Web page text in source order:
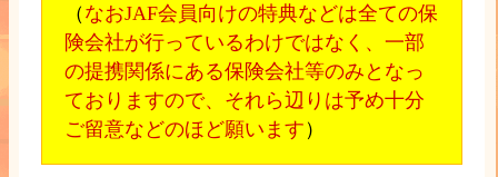
（ なおJAF会員向けの特典などは全ての保
険会社が行っているわけではなく、一部
の提携関係にある保険会社等のみとなっ
ておりますので、それら辺りは予め十分
ご留意などのほど願います ）